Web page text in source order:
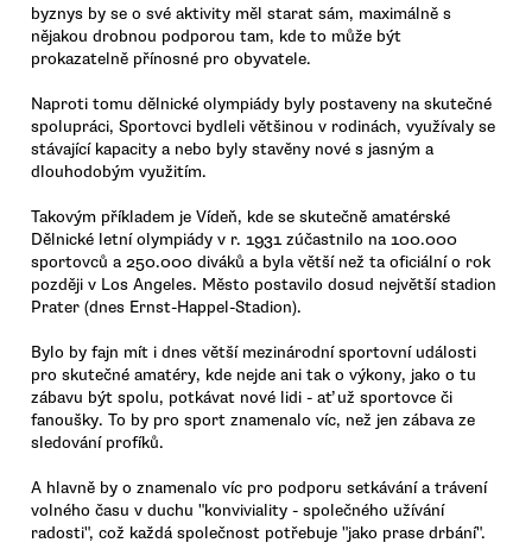
byznys by se o své aktivity měl starat sám, maximálně s
nějakou drobnou podporou tam, kde to může být
prokazatelně přínosné pro obyvatele.
Naproti tomu dělnické olympiády byly postaveny na skutečné
spolupráci, Sportovci bydleli většinou v rodinách, využívaly se
stávající kapacity a nebo byly stavěny nové s jasným a
dlouhodobým využitím.
Takovým příkladem je Vídeň, kde se skutečně amatérské
Dělnické letní olympiády v r. 1931 zúčastnilo na 100.000
sportovců a 250.000 diváků a byla větší než ta oficiální o rok
později v Los Angeles. Město postavilo dosud největší stadion
Prater (dnes Ernst-Happel-Stadion).
Bylo by fajn mít i dnes větší mezinárodní sportovní události
pro skutečné amatéry, kde nejde ani tak o výkony, jako o tu
zábavu být spolu, potkávat nové lidi - ať už sportovce či
fanoušky. To by pro sport znamenalo víc, než jen zábava ze
sledování profíků.
A hlavně by o znamenalo víc pro podporu setkávání a trávení
volného času v duchu "konviviality - společného užívání
radosti", což každá společnost potřebuje "jako prase drbání".